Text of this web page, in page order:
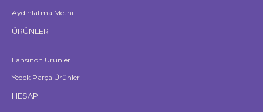
Aydınlatma Metni
ÜRÜNLER
Lansinoh Ürünler
Yedek Parça Ürünler
HESAP